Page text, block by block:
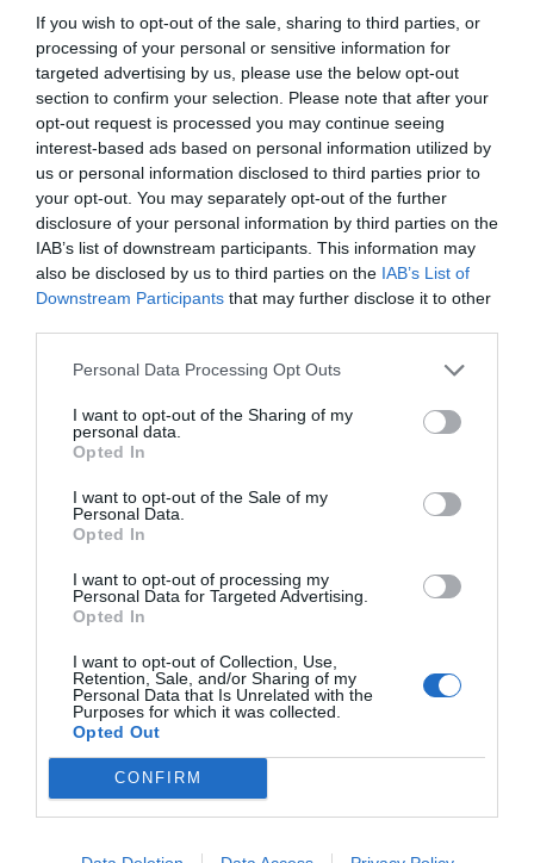
If you wish to opt-out of the sale, sharing to third parties, or
processing of your personal or sensitive information for
targeted advertising by us, please use the below opt-out
section to confirm your selection. Please note that after your
opt-out request is processed you may continue seeing
interest-based ads based on personal information utilized by
us or personal information disclosed to third parties prior to
your opt-out. You may separately opt-out of the further
disclosure of your personal information by third parties on the
IAB’s list of downstream participants. This information may
also be disclosed by us to third parties on the IAB’s List of
Downstream Participants that may further disclose it to other
Personal Data Processing Opt Outs
I want to opt-out of the Sharing of my
personal data.
Opted In
I want to opt-out of the Sale of my
Personal Data.
Opted In
I want to opt-out of processing my
Personal Data for Targeted Advertising.
Opted In
I want to opt-out of Collection, Use,
Retention, Sale, and/or Sharing of my
Personal Data that Is Unrelated with the
Purposes for which it was collected.
Opted Out
CONFIRM
value, que permet rendibilitzar el cost d’adquisició
i generar ingressos recurrents.
Els models de subscripció són una de les vies
possibles, però no l’única. La millor estratègia de
fidelització continua sent superar de manera
constant les expectatives del client. Els
programes de punts, les targetes o els cupons
són tàctiques que qualsevol competidor pot
copiar. Oferir valor en cada interacció és molt més
difícil de replicar.
La tecnologia també ha canviat molts
paradigmes. Gràcies a les dades és possible
identificar patrons i anticipar comportaments. Per
exemple, es pot detectar quan un client està a
això passi. En el fons, tot es resumeix en un canvi
de mentalitat: passar de caçar clients a cultivar
relacions. Les dades han facilitat enormement
aquesta transformació.